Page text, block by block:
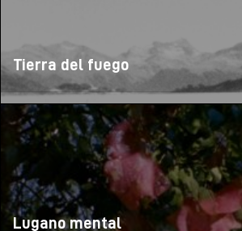
Tierra del fuego
Lugano mental